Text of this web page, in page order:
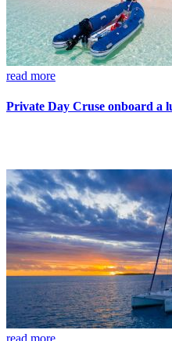
read more
Private Day Cruse onboard a